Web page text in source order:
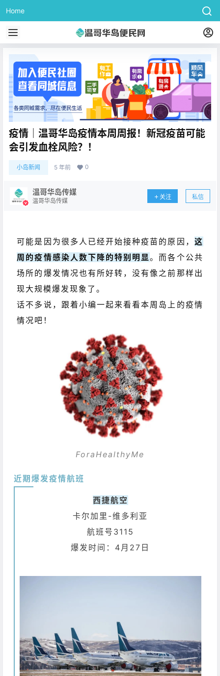
Home
疫情｜温哥华岛疫情本周周报！新冠疫苗可能
会引发血栓风险？！
小岛新闻 5 年前 0
温哥华岛传媒
温哥华岛传媒
关注 私信
可能是因为很多人已经开始接种疫苗的原因， 这
周的疫情感染人数下降的特别明显。而各个公共
场所的爆发情况也有所好转，没有像之前那样出
现大规模爆发现象了。
话不多说，跟着小编一起来看看本周岛上的疫情
情况吧！
ForaHealthyMe
近期爆发疫情航班
西捷航空
卡尔加里-维多利亚
航班号3115
爆发时间：4月27日